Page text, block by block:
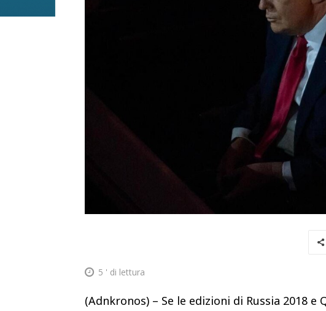
5 ' di lettura
(Adnkronos) – Se le edizioni di Russia 2018